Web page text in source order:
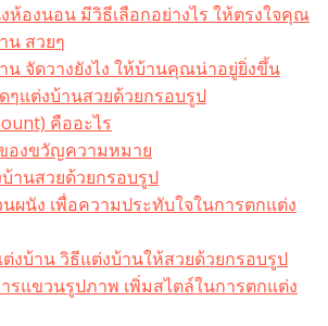
ห้องนอน มีวิธีเลือกอย่างไร ให้ตรงใจคุณ
น สวยๆ
น จัดวางยังไง ให้บ้านคุณน่าอยู่ยิ่งขึ้น
ดๆแต่งบ้านสวยด้วยกรอบรูป
คืออะไร​
องขวัญความหมาย
านสวยด้วยกรอบรูป
ผนัง เพื่อความประทับใจในการตกแต่ง
งบ้าน วิธีแต่งบ้านให้สวยด้วยกรอบรูป
รแขวนรูปภาพ เพิ่มสไตล์ในการตกแต่ง